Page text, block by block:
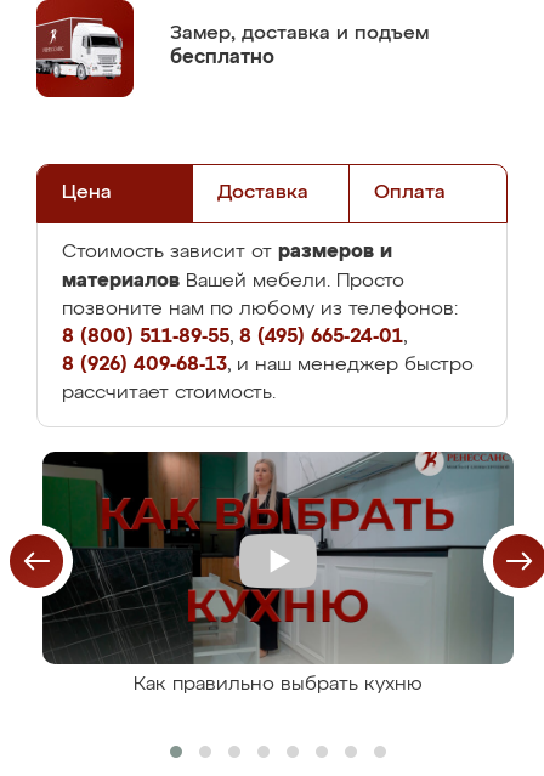
Замер, доставка и подъем
бесплатно
Цена Доставка Оплата
Стоимость зависит от размеров и
материалов Вашей мебели. Просто
позвоните нам по любому из телефонов:
8 (800) 511-89-55, 8 (495) 665-24-01,
8 (926) 409-68-13, и наш менеджер быстро
рассчитает стоимость.
Как правильно выбрать кухню